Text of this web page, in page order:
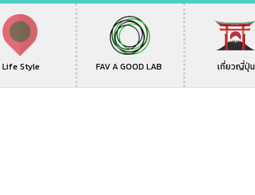
Life Style FAV A GOOD LAB เที่ยวญี่ปุ่น